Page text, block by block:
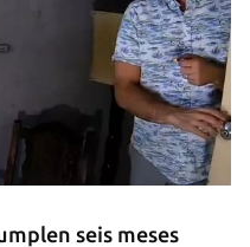
seis meses